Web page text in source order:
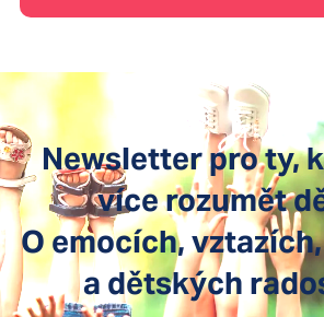
Newsletter pro ty,
více rozumět
O emocích,
a dětských